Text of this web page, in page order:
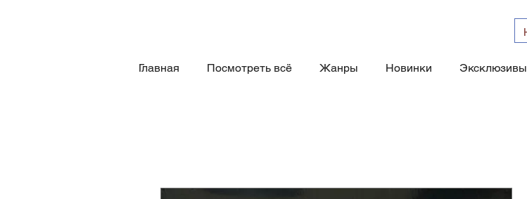
Главная Посмотреть всё Жанры Новинки Эксклюзивы